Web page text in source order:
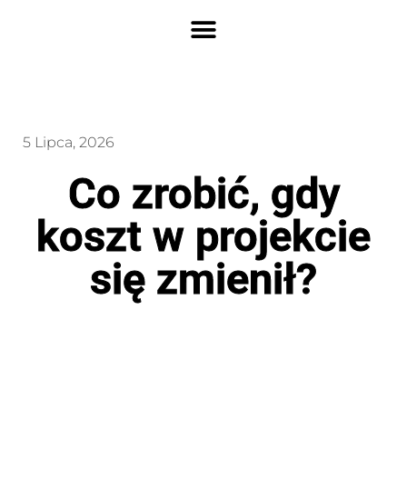
5 Lipca, 2026
Co zrobić, gdy
koszt w projekcie
się zmienił?